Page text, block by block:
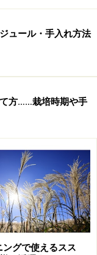
ュール・手入れ方法
方……栽培時期や手
ングで使えるスス